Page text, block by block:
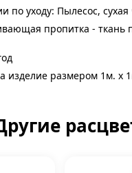
по уходу: Пылесос, сухая
пропитка -
изделие размером 1м. x